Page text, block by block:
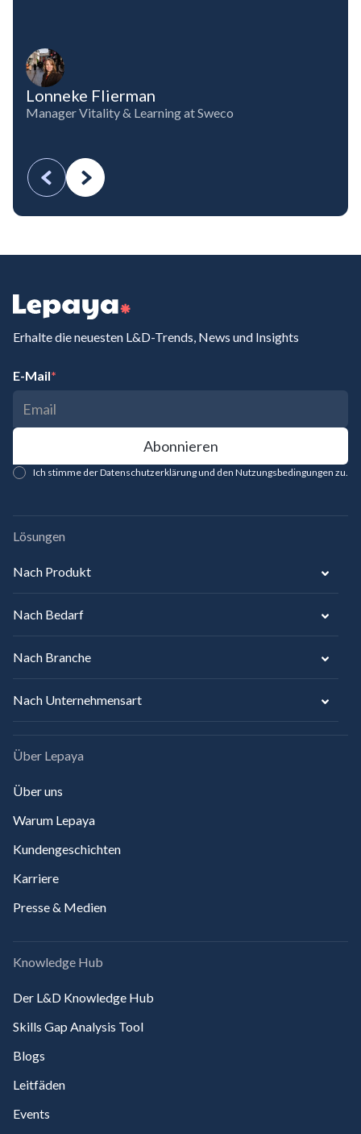
Lonneke Flierman
Manager Vitality & Learning at Sweco
Erhalte die neuesten L&D-Trends, News und Insights
E-Mail*
Ich stimme der Datenschutzerklärung und den Nutzungsbedingungen zu.
Lösungen
Nach Produkt
Nach Bedarf
Nach Branche
Nach Unternehmensart
Über Lepaya
Über uns
Warum Lepaya
Kundengeschichten
Karriere
Presse & Medien
Knowledge Hub
Der L&D Knowledge Hub
Skills Gap Analysis Tool
Blogs
Leitfäden
Events